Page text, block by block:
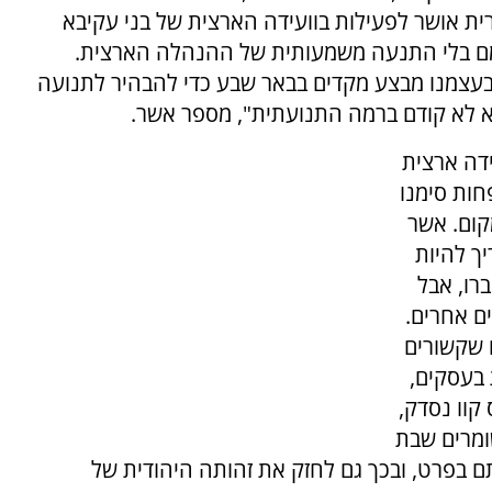
אושר לפעילות בוועידה הארצית של בני עקיבא
בלי התנעה משמעותית של ההנהלה הארצית.
מבצע מקדים בבאר שבע כדי להבהיר לתנועה
לא קודם ברמה התנועתית", מספר אשר.
ארצית
סימנו
אשר
להיות
אבל
אחרים.
שקשורים
נסדק,
שבת
בפרט, ובכך גם לחזק את זהותה היהודית של